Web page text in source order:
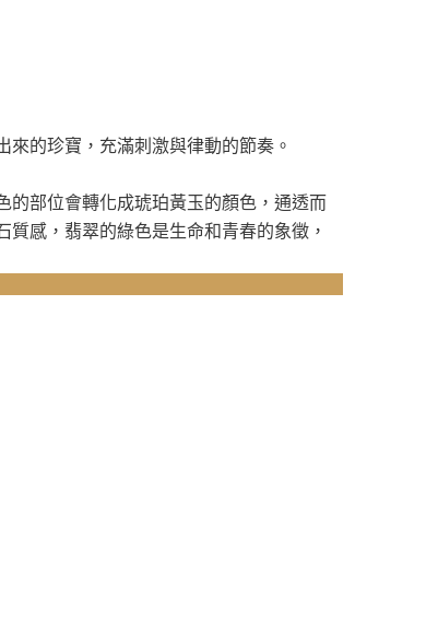
的珍寶，充滿刺激與律動的節奏。
的部位會轉化成琥珀黃玉的顏色，通透而
感，翡翠的綠色是生命和青春的象徵，